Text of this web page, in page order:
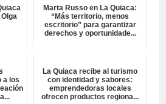
Marta Russo en La Quiaca:
“Más territorio, menos
escritorio” para garantizar
derechos y oportunidade...
a los
La Quiaca recibe al turismo
con identidad y sabores:
emprendedoras locales
ofrecen productos regiona...